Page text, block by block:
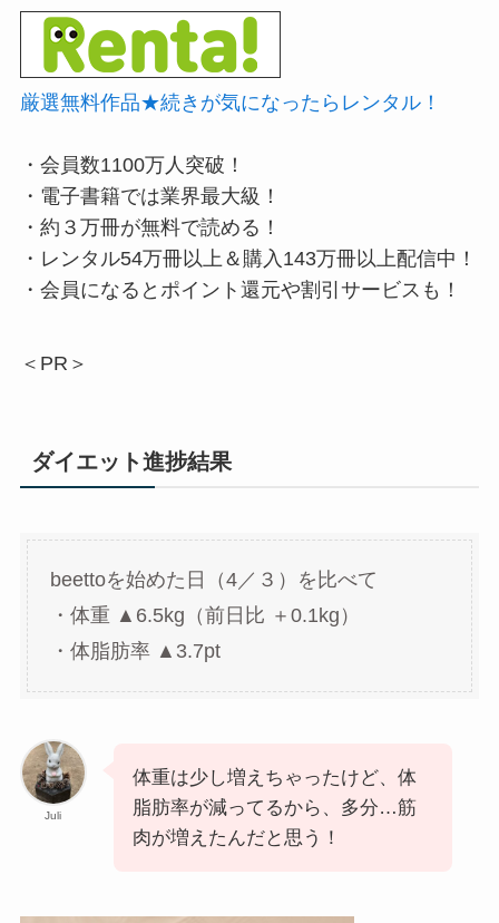
厳選無料作品★続きが気になったらレンタル！
・会員数1100万人突破！
・電子書籍では業界最大級！
・約３万冊が無料で読める！
・レンタル54万冊以上＆購入143万冊以上配信中！
・会員になるとポイント還元や割引サービスも！
＜PR＞
ダイエット進捗結果
beettoを始めた日（4／３）を比べて
・体重 ▲6.5kg（前日比 ＋0.1kg）
・体脂肪率 ▲3.7pt
Juli
体重は少し増えちゃったけど、体
脂肪率が減ってるから、多分…筋
肉が増えたんだと思う！